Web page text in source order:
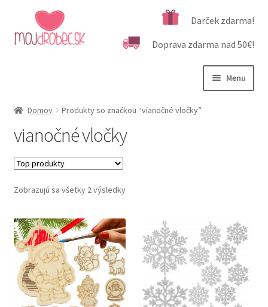
Preskočiť
na
navigáciu
Preskočiť
na
obsah
Darček zdarma!
Doprava zdarma nad 50€!
Menu
Podľa veku
Kategórie produktov
Dôležité informácie
Domov Produkty so značkou “vianočné vločky”
vianočné vločky
Zobrazujú sa všetky 2 výsledky